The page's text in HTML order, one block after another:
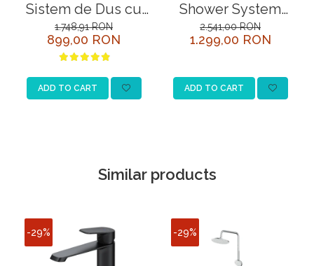
Sistem de Dus cu
Para si Pipa
Pivotanta Lemark
Tropic LM7006C
Crom
1.748,91 RON
899,00 RON
ADD TO CART
Shower System
Tropic Lemark
LM7011C-EU Crom
control
2.541,00 RON
1.299,00 RON
ADD TO CART
Similar products
-29% -29%